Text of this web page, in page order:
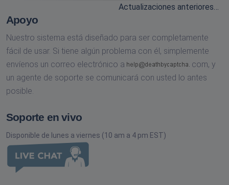
Actualizaciones anteriores…
Apoyo
Nuestro sistema está diseñado para ser completamente
fácil de usar. Si tiene algún problema con él, simplemente
envíenos un correo electrónico a
com, y
un agente de soporte se comunicará con usted lo antes
posible.
Soporte en vivo
Disponible de lunes a viernes (10 am a 4 pm EST)